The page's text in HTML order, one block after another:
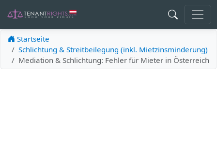
Startseite
Schlichtung & Streitbeilegung (inkl. Mietzinsminderung)
Mediation & Schlichtung: Fehler für Mieter in Österreich